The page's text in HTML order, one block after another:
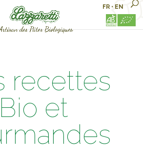
FR • EN
recettes
Bio et